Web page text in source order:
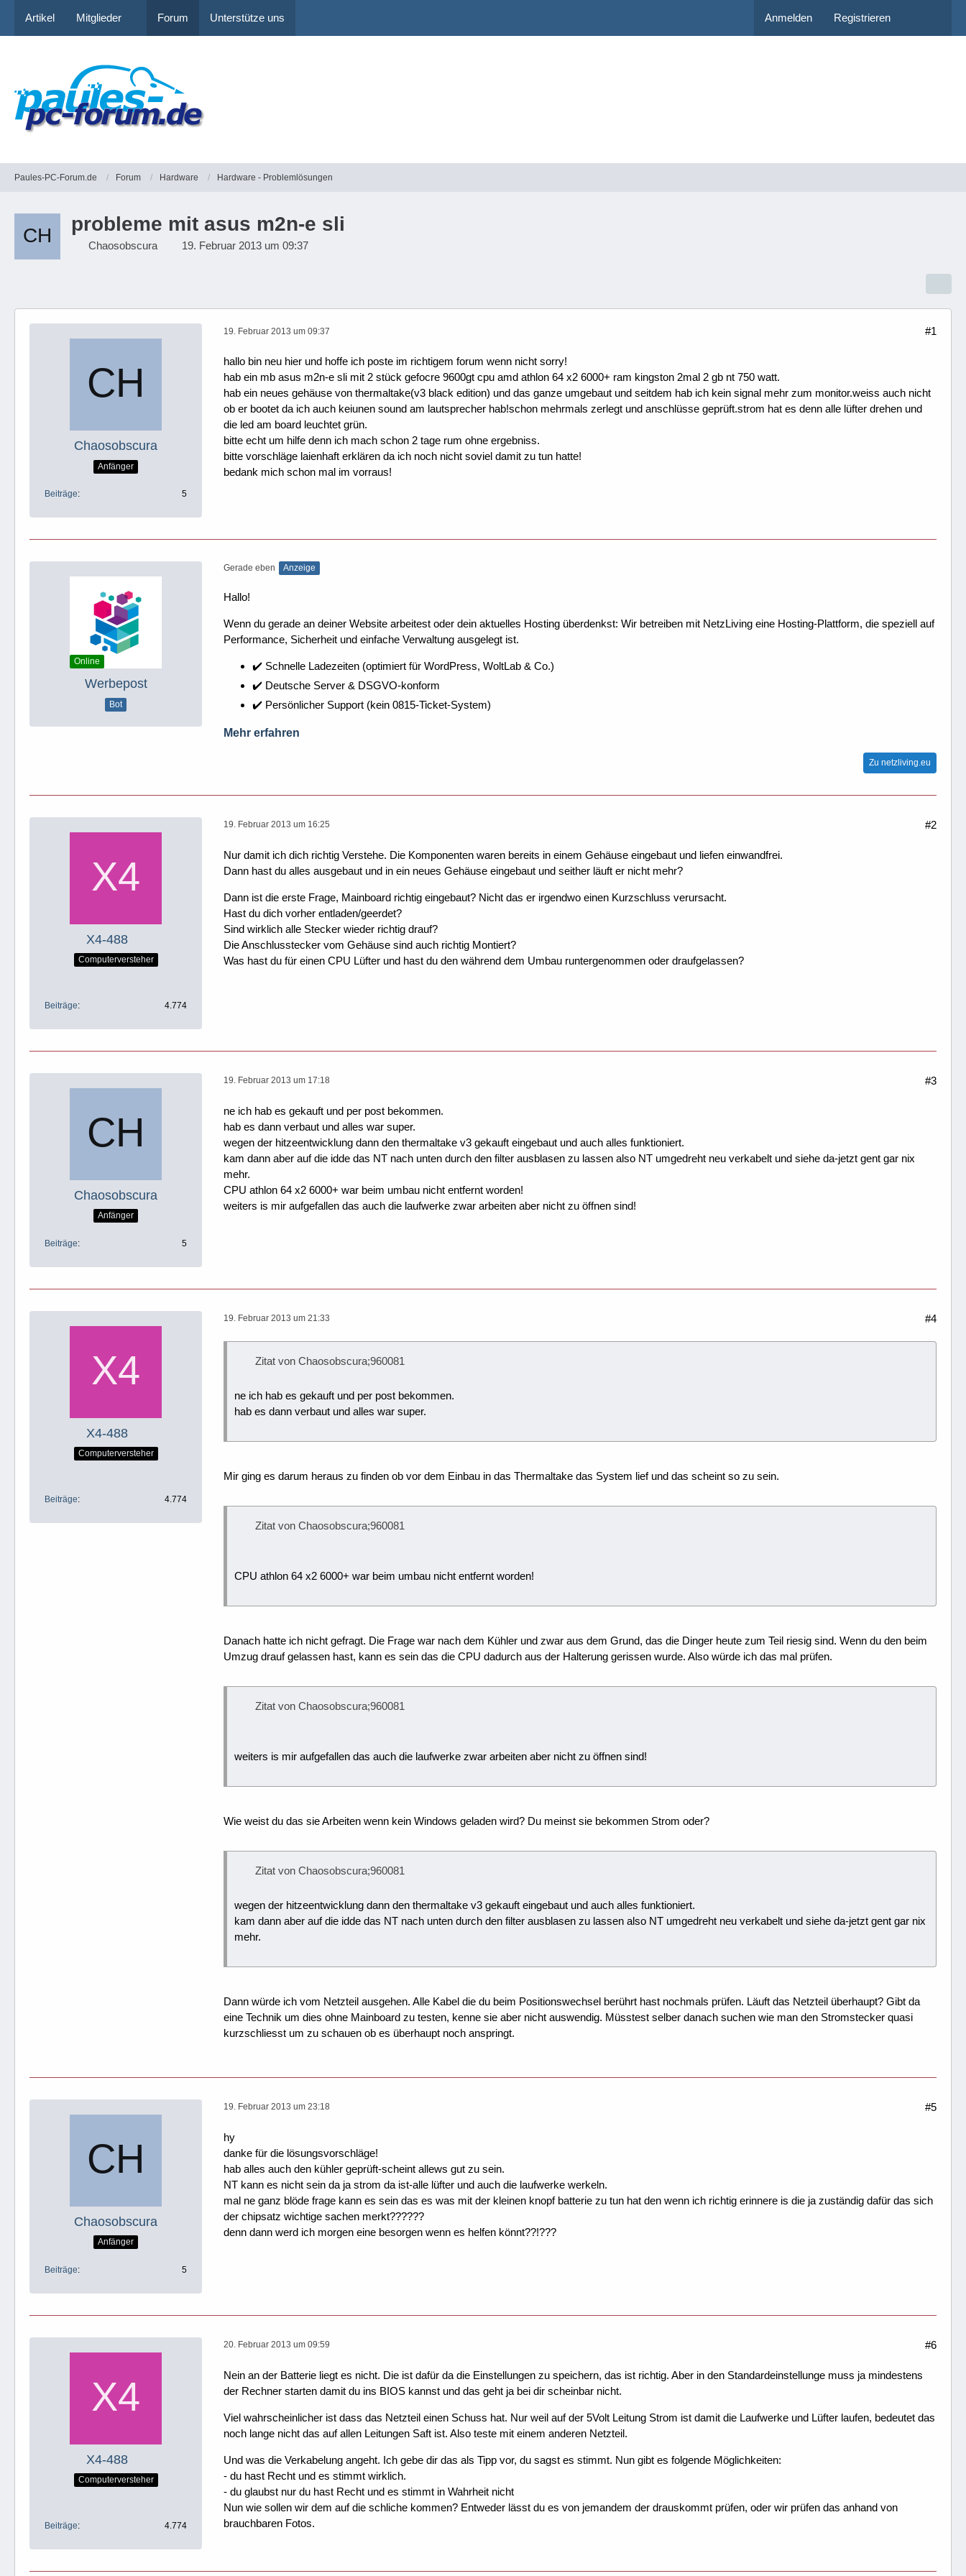
Artikel Mitglieder Forum Unterstütze uns Anmelden Registrieren
Paules-PC-Forum.de Forum Hardware Hardware - Problemlösungen
probleme mit asus m2n-e sli
Chaosobscura 19. Februar 2013 um 09:37
Chaosobscura
Anfänger
Beiträge 5
19. Februar 2013 um 09:37 #1
hallo bin neu hier und hoffe ich poste im richtigem forum wenn nicht sorry!
hab ein mb asus m2n-e sli mit 2 stück gefocre 9600gt cpu amd athlon 64 x2 6000+ ram kingston 2mal 2 gb nt 750 watt.
hab ein neues gehäuse von thermaltake(v3 black edition) und das ganze umgebaut und seitdem hab ich kein signal mehr zum monitor.weiss auch nicht
ob er bootet da ich auch keiunen sound am lautsprecher hab!schon mehrmals zerlegt und anschlüsse geprüft.strom hat es denn alle lüfter drehen und
die led am board leuchtet grün.
bitte echt um hilfe denn ich mach schon 2 tage rum ohne ergebniss.
bitte vorschläge laienhaft erklären da ich noch nicht soviel damit zu tun hatte!
bedank mich schon mal im vorraus!
Online
Werbepost
Bot
Gerade eben Anzeige
Hallo!
Wenn du gerade an deiner Website arbeitest oder dein aktuelles Hosting überdenkst: Wir betreiben mit NetzLiving eine Hosting-Plattform, die speziell auf
Performance, Sicherheit und einfache Verwaltung ausgelegt ist.
✔️ Schnelle Ladezeiten (optimiert für WordPress, WoltLab & Co.)
✔️ Deutsche Server & DSGVO-konform
✔️ Persönlicher Support (kein 0815-Ticket-System)
Mehr erfahren
Zu netzliving.eu
X4-488
Computerversteher
Beiträge 4.774
19. Februar 2013 um 16:25 #2
Nur damit ich dich richtig Verstehe. Die Komponenten waren bereits in einem Gehäuse eingebaut und liefen einwandfrei.
Dann hast du alles ausgebaut und in ein neues Gehäuse eingebaut und seither läuft er nicht mehr?
Dann ist die erste Frage, Mainboard richtig eingebaut? Nicht das er irgendwo einen Kurzschluss verursacht.
Hast du dich vorher entladen/geerdet?
Sind wirklich alle Stecker wieder richtig drauf?
Die Anschlusstecker vom Gehäuse sind auch richtig Montiert?
Was hast du für einen CPU Lüfter und hast du den während dem Umbau runtergenommen oder draufgelassen?
Chaosobscura
Anfänger
Beiträge 5
19. Februar 2013 um 17:18 #3
ne ich hab es gekauft und per post bekommen.
hab es dann verbaut und alles war super.
wegen der hitzeentwicklung dann den thermaltake v3 gekauft eingebaut und auch alles funktioniert.
kam dann aber auf die idde das NT nach unten durch den filter ausblasen zu lassen also NT umgedreht neu verkabelt und siehe da-jetzt gent gar nix
mehr.
CPU athlon 64 x2 6000+ war beim umbau nicht entfernt worden!
weiters is mir aufgefallen das auch die laufwerke zwar arbeiten aber nicht zu öffnen sind!
X4-488
Computerversteher
Beiträge 4.774
19. Februar 2013 um 21:33 #4
Zitat von Chaosobscura;960081
ne ich hab es gekauft und per post bekommen.
hab es dann verbaut und alles war super.
Mir ging es darum heraus zu finden ob vor dem Einbau in das Thermaltake das System lief und das scheint so zu sein.
Zitat von Chaosobscura;960081
CPU athlon 64 x2 6000+ war beim umbau nicht entfernt worden!
Danach hatte ich nicht gefragt. Die Frage war nach dem Kühler und zwar aus dem Grund, das die Dinger heute zum Teil riesig sind. Wenn du den beim
Umzug drauf gelassen hast, kann es sein das die CPU dadurch aus der Halterung gerissen wurde. Also würde ich das mal prüfen.
Zitat von Chaosobscura;960081
weiters is mir aufgefallen das auch die laufwerke zwar arbeiten aber nicht zu öffnen sind!
Wie weist du das sie Arbeiten wenn kein Windows geladen wird? Du meinst sie bekommen Strom oder?
Zitat von Chaosobscura;960081
wegen der hitzeentwicklung dann den thermaltake v3 gekauft eingebaut und auch alles funktioniert.
kam dann aber auf die idde das NT nach unten durch den filter ausblasen zu lassen also NT umgedreht neu verkabelt und siehe da-jetzt gent gar nix
mehr.
Dann würde ich vom Netzteil ausgehen. Alle Kabel die du beim Positionswechsel berührt hast nochmals prüfen. Läuft das Netzteil überhaupt? Gibt da
eine Technik um dies ohne Mainboard zu testen, kenne sie aber nicht auswendig. Müsstest selber danach suchen wie man den Stromstecker quasi
kurzschliesst um zu schauen ob es überhaupt noch anspringt.
Chaosobscura
Anfänger
Beiträge 5
19. Februar 2013 um 23:18 #5
hy
danke für die lösungsvorschläge!
hab alles auch den kühler geprüft-scheint allews gut zu sein.
NT kann es nicht sein da ja strom da ist-alle lüfter und auch die laufwerke werkeln.
mal ne ganz blöde frage kann es sein das es was mit der kleinen knopf batterie zu tun hat den wenn ich richtig erinnere is die ja zuständig dafür das sich
der chipsatz wichtige sachen merkt??????
denn dann werd ich morgen eine besorgen wenn es helfen könnt??!???
X4-488
Computerversteher
Beiträge 4.774
20. Februar 2013 um 09:59 #6
Nein an der Batterie liegt es nicht. Die ist dafür da die Einstellungen zu speichern, das ist richtig. Aber in den Standardeinstellunge muss ja mindestens
der Rechner starten damit du ins BIOS kannst und das geht ja bei dir scheinbar nicht.
Viel wahrscheinlicher ist dass das Netzteil einen Schuss hat. Nur weil auf der 5Volt Leitung Strom ist damit die Laufwerke und Lüfter laufen, bedeutet das
noch lange nicht das auf allen Leitungen Saft ist. Also teste mit einem anderen Netzteil.
Und was die Verkabelung angeht. Ich gebe dir das als Tipp vor, du sagst es stimmt. Nun gibt es folgende Möglichkeiten:
- du hast Recht und es stimmt wirklich.
- du glaubst nur du hast Recht und es stimmt in Wahrheit nicht
Nun wie sollen wir dem auf die schliche kommen? Entweder lässt du es von jemandem der drauskommt prüfen, oder wir prüfen das anhand von
brauchbaren Fotos.